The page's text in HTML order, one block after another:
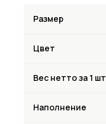
Размер
Цвет
Вес нетто за 1 шт
Наполнение